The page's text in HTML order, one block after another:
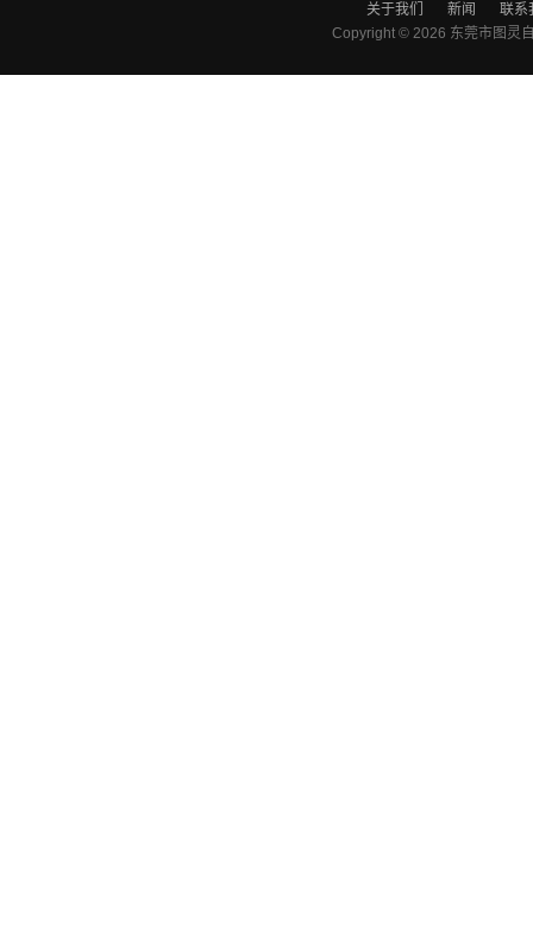
关于我们 新闻
联系
Copyright © 2026 东莞市图灵